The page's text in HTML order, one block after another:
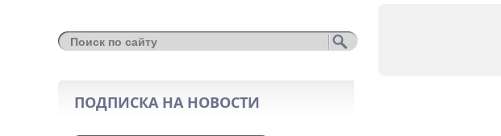
ПОДПИСКА НА НОВОСТИ